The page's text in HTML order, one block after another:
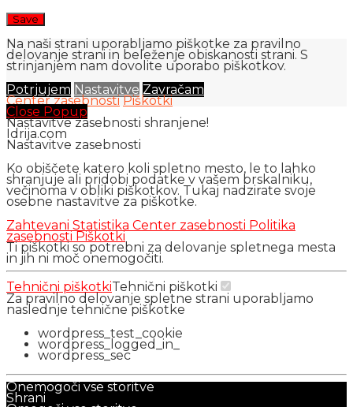
Na naši strani uporabljamo piškotke za pravilno
delovanje strani in beleženje obiskanosti strani. S
strinjanjem nam dovolite uporabo piškotkov.
Potrjujem Nastavitve Zavračam
Center zasebnosti Piškotki
Close Popup
Nastavitve zasebnosti shranjene!
Idrija.com
Nastavitve zasebnosti
Ko obiščete katero koli spletno mesto, le to lahko
shranjuje ali pridobi podatke v vašem brskalniku,
večinoma v obliki piškotkov. Tukaj nadzirate svoje
osebne nastavitve za piškotke.
Zahtevani Statistika Center zasebnosti Politika
zasebnosti Piškotki
Ti piškotki so potrebni za delovanje spletnega mesta
in jih ni moč onemogočiti.
Tehnični piškotkiTehnični piškotki
Za pravilno delovanje spletne strani uporabljamo
naslednje tehnične piškotke
wordpress_test_cookie
wordpress_logged_in_
wordpress_sec
Onemogoči vse storitve
Shrani